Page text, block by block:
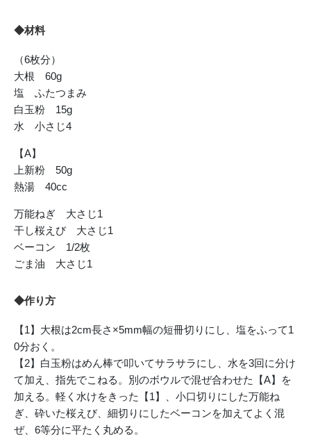
◆材料
（6枚分）
大根 60g
塩 ふたつまみ
白玉粉 15g
水 小さじ4
【A】
上新粉 50g
熱湯 40cc
万能ねぎ 大さじ1
干し桜えび 大さじ1
ベーコン 1/2枚
ごま油 大さじ1
◆作り方
【1】大根は2cm長さ×5mm幅の短冊切りにし、塩をふって1
0分おく。
【2】白玉粉はめん棒で叩いてサラサラにし、水を3回に分け
て加え、指先でこねる。別のボウルで混ぜ合わせた【A】を
加える。軽く水けをきった【1】、小口切りにした万能ね
ぎ、砕いた桜えび、細切りにしたベーコンを加えてよく混
ぜ、6等分に平たく丸める。